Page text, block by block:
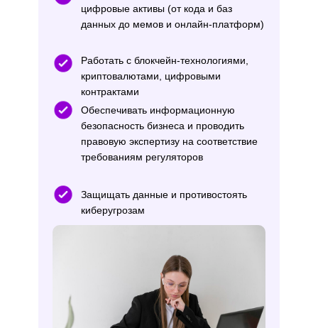
цифровые активы (от кода и баз
данных до мемов и онлайн-платформ)
Работать с блокчейн-технологиями,
криптовалютами, цифровыми
контрактами
Обеспечивать информационную
безопасность бизнеса и проводить
правовую экспертизу на соответствие
требованиям регуляторов
Защищать данные и противостоять
киберугрозам
Юридические фирмы –
технологических клиентов
IT-компании – юрист в штате
регулирование цифровых
Технологические стартапы –
сопровождение инноваций,
криптовалютами и AI
Госструктуры и НКО –
документов и консультации
безопасности и данным
Фриланс – консультации по
удаленная работа и